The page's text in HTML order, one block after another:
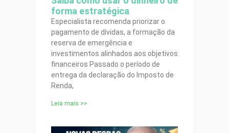
forma estratégica
Especialista recomenda priorizar o
pagamento de dívidas, a formação da
reserva de emergência e
investimentos alinhados aos objetivos
financeiros Passado o período de
entrega da declaração do Imposto de
Renda,
Leia mais >>